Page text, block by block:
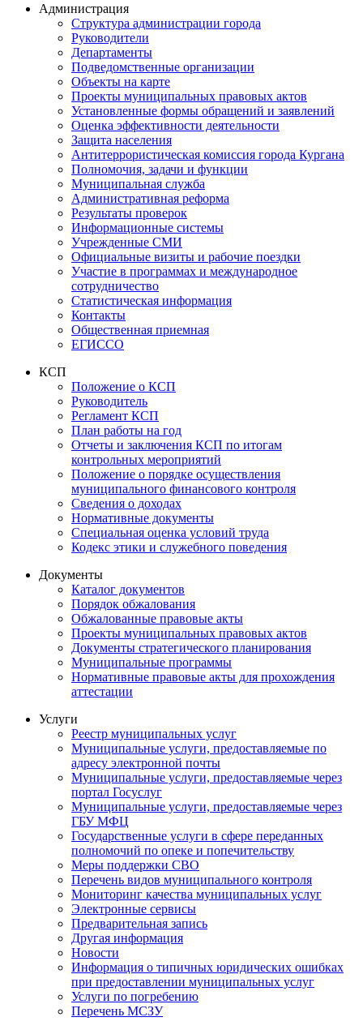
Администрация
Структура администрации города
Руководители
Департаменты
Подведомственные организации
Объекты на карте
Проекты муниципальных правовых актов
Установленные формы обращений и заявлений
Оценка эффективности деятельности
Защита населения
Антитеррористическая комиссия города Кургана
Полномочия, задачи и функции
Муниципальная служба
Административная реформа
Результаты проверок
Информационные системы
Учрежденные СМИ
Официальные визиты и рабочие поездки
Участие в программах и международное
сотрудничество
Статистическая информация
Контакты
Общественная приемная
ЕГИССО
КСП
Положение о КСП
Руководитель
Регламент КСП
План работы на год
Отчеты и заключения КСП по итогам
контрольных мероприятий
Положение о порядке осуществления
муниципального финансового контроля
Сведения о доходах
Нормативные документы
Специальная оценка условий труда
Кодекс этики и служебного поведения
Документы
Каталог документов
Порядок обжалования
Обжалованные правовые акты
Проекты муниципальных правовых актов
Документы стратегического планирования
Муниципальные программы
Нормативные правовые акты для прохождения
аттестации
Услуги
Реестр муниципальных услуг
Муниципальные услуги, предоставляемые по
адресу электронной почты
Муниципальные услуги, предоставляемые через
портал Госуслуг
Муниципальные услуги, предоставляемые через
ГБУ МФЦ
Государственные услуги в сфере переданных
полномочий по опеке и попечительству
Меры поддержки СВО
Перечень видов муниципального контроля
Мониторинг качества муниципальных услуг
Электронные сервисы
Предварительная запись
Другая информация
Новости
Информация о типичных юридических ошибках
при предоставлении муниципальных услуг
Услуги по погребению
Перечень МСЗУ